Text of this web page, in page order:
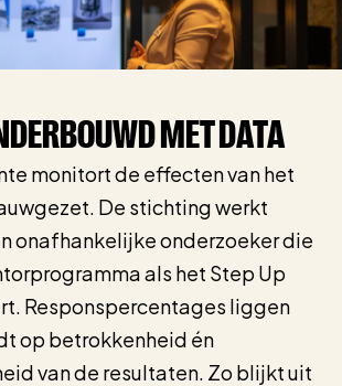
MET DATA
monitort de effecten van het
De stichting werkt
onafhankelijke onderzoeker die
als het Step Up
Responspercentages liggen
op betrokkenheid én
van de resultaten. Zo blijkt uit